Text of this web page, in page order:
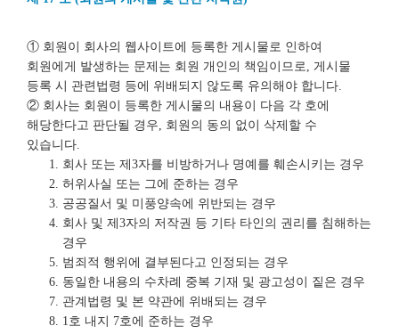
① 회원이 회사의 웹사이트에 등록한 게시물로 인하여
회원에게 발생하는 문제는 회원 개인의 책임이므로, 게시물
등록 시 관련법령 등에 위배되지 않도록 유의해야 합니다.
② 회사는 회원이 등록한 게시물의 내용이 다음 각 호에
해당한다고 판단될 경우, 회원의 동의 없이 삭제할 수
있습니다.
회사 또는 제3자를 비방하거나 명예를 훼손시키는 경우
허위사실 또는 그에 준하는 경우
공공질서 및 미풍양속에 위반되는 경우
회사 및 제3자의 저작권 등 기타 타인의 권리를 침해하는
경우
범죄적 행위에 결부된다고 인정되는 경우
동일한 내용의 수차례 중복 기재 및 광고성이 짙은 경우
관계법령 및 본 약관에 위배되는 경우
1호 내지 7호에 준하는 경우